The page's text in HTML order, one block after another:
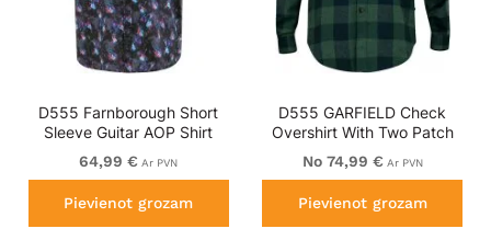
D555 Farnborough Short
Sleeve Guitar AOP Shirt
With Hidden Button Down
Black
64,99 € Ar PVN
Pievienot grozam
D555 GARFIELD Check
Overshirt With Two Patch
Pockets & Button Down
Collar Navy
No 74,99 € Ar PVN
Pievienot grozam